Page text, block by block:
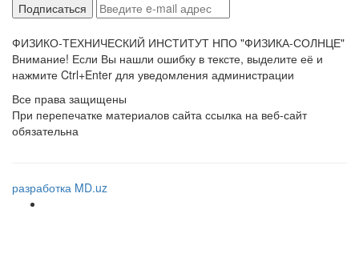
ФИЗИКО-ТЕХНИЧЕСКИЙ ИНСТИТУТ НПО "ФИЗИКА-СОЛНЦЕ"
Внимание! Если Вы нашли ошибку в тексте, выделите её и
нажмите Ctrl+Enter для уведомления администрации
Все права защищены
При перепечатке материалов сайта ссылка на веб-сайт
обязательна
разработка MD.uz